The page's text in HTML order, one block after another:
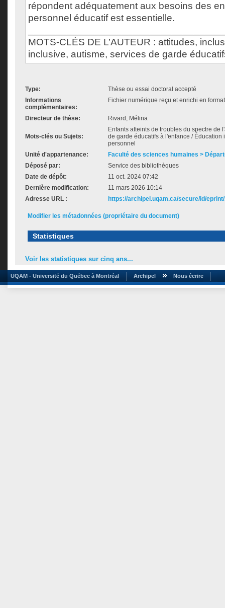
répondent adéquatement aux besoins des
personnel éducatif est essentielle.
MOTS-CLÉS DE L’AUTEUR : attitudes,
inclusive, autisme, services de garde
Type:
Thèse ou essai doctoral accepté
Informations
complémentaires:
Fichier numérique reçu et enrichi en
Directeur de thèse: Rivard, Mélina
Mots-clés ou Sujets:
Enfants atteints de troubles du spectre de
de garde éducatifs à l'enfance / Éducation
personnel
Unité d'appartenance:
Faculté des sciences humaines >
Déposé par:
Service des bibliothèques
Date de dépôt:
11 oct. 2024 07:42
Dernière modification:
11 mars 2026 10:14
Adresse URL :
https://archipel.uqam.ca/secure/id/
Modifier les métadonnées (propriétaire du document)
Statistiques
Voir les statistiques sur cinq ans...
UQAM - Université du Québec à Montréal Archipel Nous écrire